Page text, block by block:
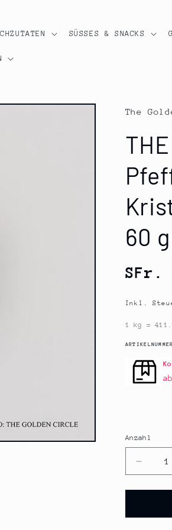
SÜSSES & SNACKS
The
60 g
SFr.
Inkl.
1 kg =
Anzahl
Anzahl
die
Menge
THE